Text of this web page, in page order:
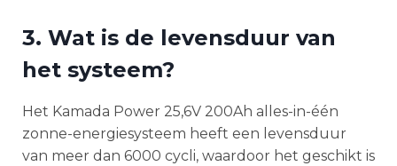
3. Wat is de levensduur van
het systeem?
Het Kamada Power 25,6V 200Ah alles-in-één
zonne-energiesysteem heeft een levensduur
van meer dan 6000 cycli, waardoor het geschikt is